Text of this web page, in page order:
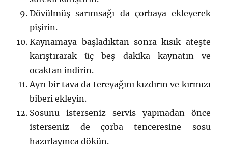
Dövülmüş sarımsağı da çorbaya ekleyerek
pişirin.
Kaynamaya başladıktan sonra kısık ateşte
karıştırarak üç beş dakika kaynatın ve
ocaktan indirin.
Ayrı bir tava da tereyağını kızdırın ve kırmızı
biberi ekleyin.
Sosunu isterseniz servis yapmadan önce
isterseniz de çorba tenceresine sosu
hazırlayınca dökün.